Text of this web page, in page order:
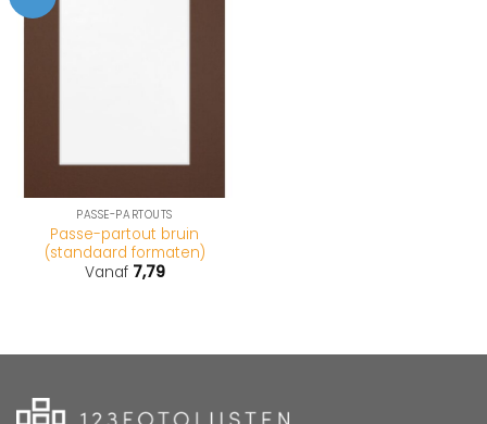
PASSE-PARTOUTS
Passe-partout bruin
(standaard formaten)
Vanaf 7,79